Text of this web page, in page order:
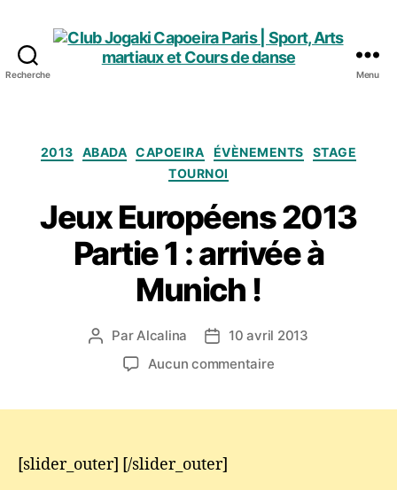
Recherche
Paris
|
Sport,
Arts
martiaux
et
Cours
de
danse
Menu
Catégories
2013 ABADA CAPOEIRA ÉVÈNEMENTS
STAGE
TOURNOI
Jeux Européens 2013
Partie 1 : arrivée à
Munich !
Auteur
l’article
ParAlcalina
Date10 avril 2013
Aucun commentairesur
[slider_outer] [/slider_outer]